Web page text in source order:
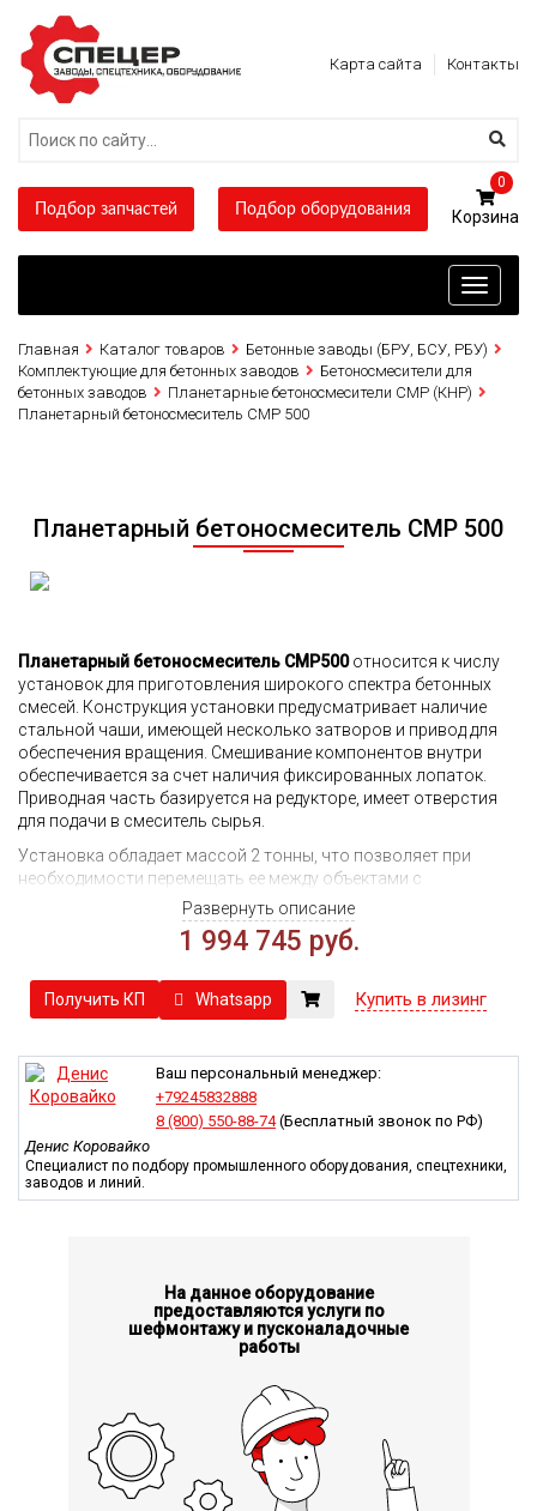
Карта сайта Контакты
Подбор запчастей Подбор оборудования
0
Toggle
Главная Каталог товаров
Бетонные заводы (БРУ, БСУ, РБУ)
Комплектующие для бетонных заводов
Бетоносмесители для
бетонных заводов
Планетарные бетоносмесители CMP (КНР)
Планетарный бетоносмеситель CMP 500
Планетарный бетоносмеситель CMP 500
Планетарный бетоносмеситель CMP500относится к числу
установок для приготовления широкого спектра бетонных
смесей. Конструкция установки предусматривает наличие
стальной чаши, имеющей несколько затворов и привод для
обеспечения вращения. Смешивание компонентов внутри
обеспечивается за счет наличия фиксированных лопаток.
Приводная часть базируется на редукторе, имеет отверстия
для подачи в смеситель сырья.
Установка обладает массой 2 тонны, что позволяет при
необходимости перемещать ее между объектами с
использованием легкого коммерческого транспорта. Объем
готовой продукции на выгрузке составляет 0,33 куб.метра.
Допустимый при использовании фракционный состав
Основные преимущества установки:
предоставление 2-летней гарантии;
оперативный гарантийный ремонт;
мощная чугунная броня и лопасти смесителя;
автоматическая смазка подвижных элементов;
уникальная система подачи воды, защищенная
патентами;
оригинальный, запатентованный редуктор с низкой
обеспечивают герметичность в положении “закрыто”.
Предусмотрены возможности ручного открытия в случае
возникновения аварийной ситуации.
Конструкция установки CMP500 предусматривает удобство
эксплуатации, сервисного обслуживания и ремонта, а
надежность конструкции сокращает непроизводственные
простои оборудования.
Развернуть описание
1 994 745 руб.
Получить КП Whatsapp Купить в лизинг
Ваш персональный менеджер:
+79245832888
8 (800) 550-88-74(Бесплатный звонок по РФ)
Денис Коровайко
Специалист по подбору промышленного оборудования, спецтехники,
заводов и линий.
На данное оборудование
предоставляются услуги по
шефмонтажу и пусконаладочные
работы